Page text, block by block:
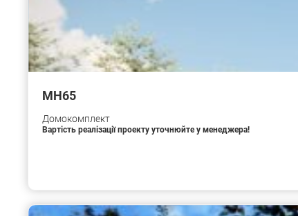
МН65
Домокомплект
Вартість реалізації проекту уточнюйте у менеджера!